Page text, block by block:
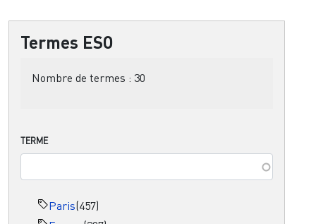
Termes ESO
Nombre de termes : 30
TERME
Paris(457)